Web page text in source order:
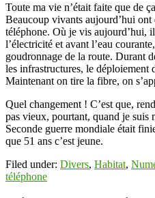
Toute ma vie n’était faite que de
Beaucoup vivants aujourd’hui ont
téléphone. Où je vis aujourd’hui,
l’électricité et avant l’eau
goudronnage de la route. Durant
les infrastructures, le déploiement
Maintenant on tire la fibre, on
Quel changement ! C’est que,
pas vieux, pourtant, quand je suis
Seconde guerre mondiale était
que 51 ans c’est jeune.
Filed under: Divers, Habitat,
téléphone